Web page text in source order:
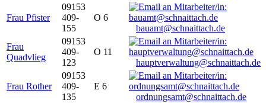
Frau Pfister
09153
409-
155
O 6
bauamt@schnaittach.de
Frau
Quadvlieg
09153
409-
123
O 11
hauptverwaltung@schnaittach.de
Frau Rother
09153
409-
135
E 6
ordnungsamt@schnaittach.de